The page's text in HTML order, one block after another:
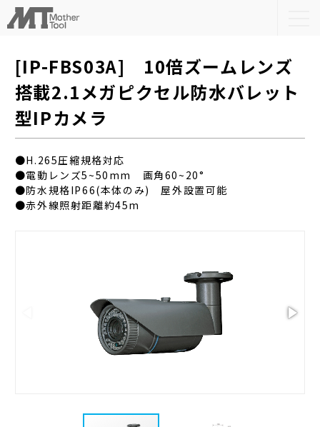
[IP-FBS03A] 10倍ズームレンズ
搭載2.1メガピクセル防水バレット
型IPカメラ
●H.265圧縮規格対応
●電動レンズ5~50mm 画角60~20°
●防水規格IP66(本体のみ) 屋外設置可能
●赤外線照射距離約45m